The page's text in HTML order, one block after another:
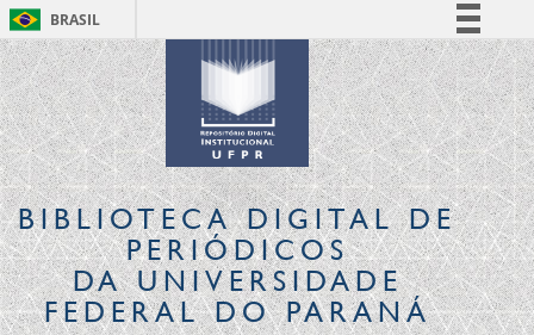
BRASIL
Simplifique!
Comunica BR
Participe
Acesso à informação
Legislação
Canais
BIBLIOTECA DIGITALDE
PERIÓDICOS
DA UNIVERSIDADE
FEDERAL DO PARANÁ